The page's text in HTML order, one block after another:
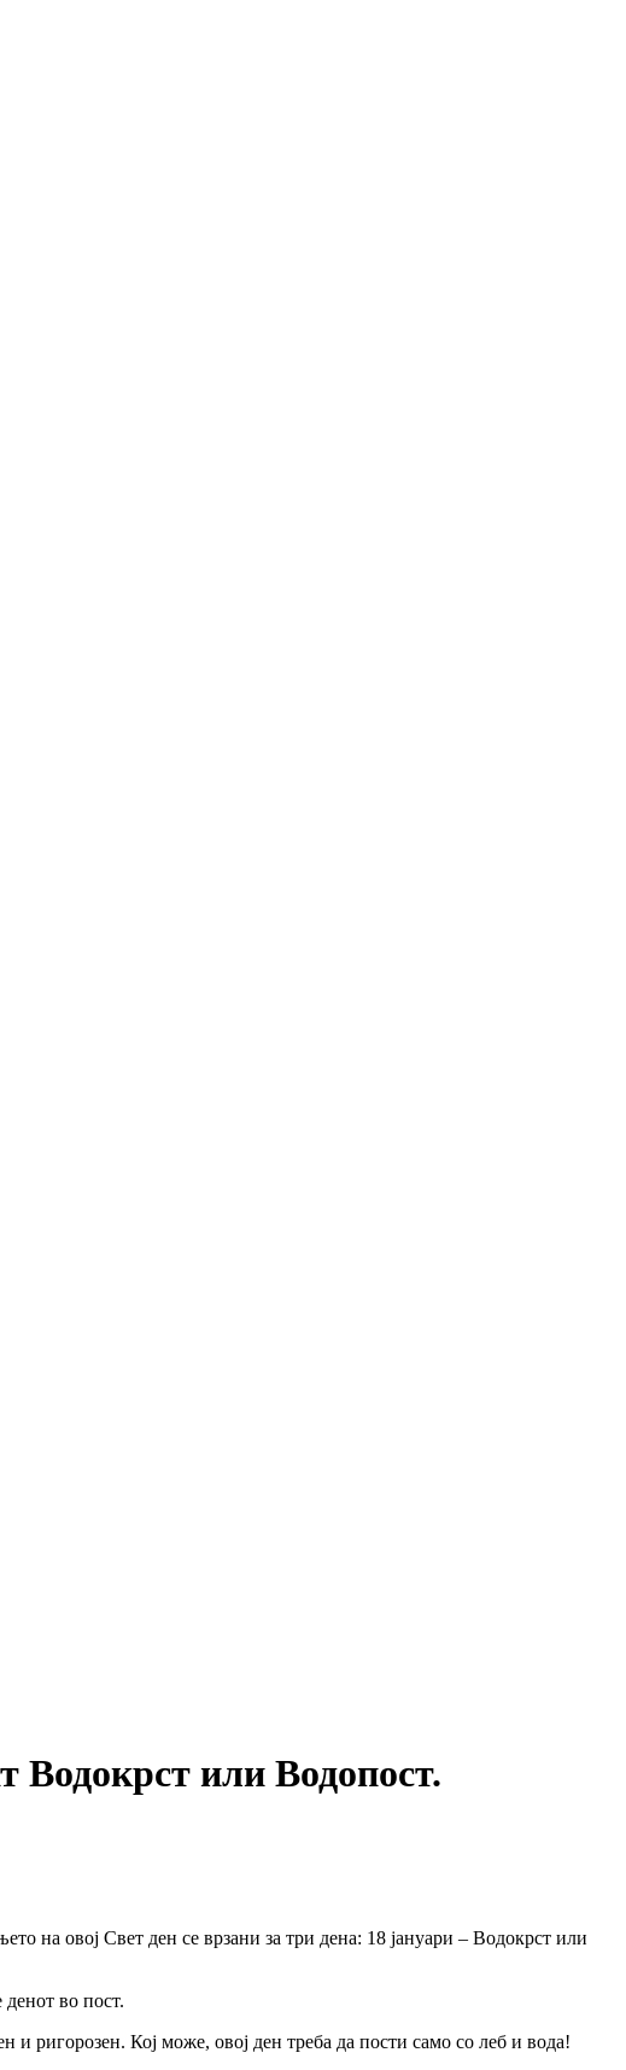
Водокрст или Водопост.
на овој Свет ден се врзани за три дена: 18 јануари – Водокрст или
во пост.
и ригорозен. Кој може, овој ден треба да пости само со леб и вода!